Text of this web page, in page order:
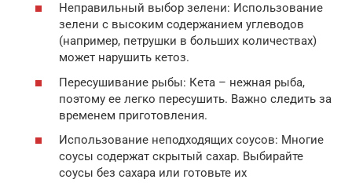
Неправильный выбор зелени: Использование
зелени с высоким содержанием углеводов
(например, петрушки в больших количествах)
может нарушить кетоз.
Пересушивание рыбы: Кета – нежная рыба,
поэтому ее легко пересушить. Важно следить за
временем приготовления.
Использование неподходящих соусов: Многие
соусы содержат скрытый сахар. Выбирайте
соусы без сахара или готовьте их